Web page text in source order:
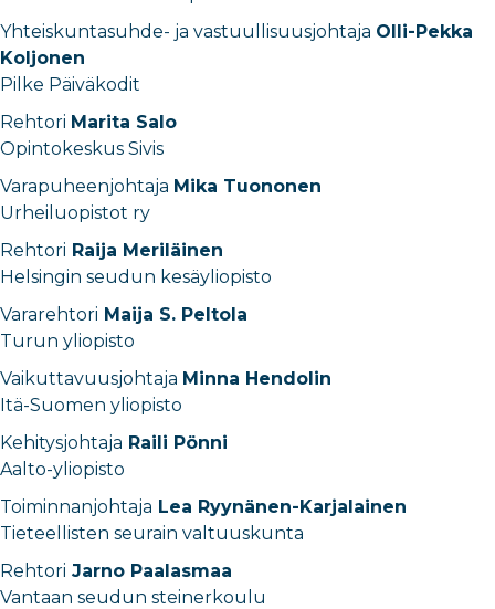
Yhteiskuntasuhde- ja vastuullisuusjohtaja Olli-Pekka
Koljonen
Pilke Päiväkodit
Rehtori Marita Salo
Opintokeskus Sivis
Varapuheenjohtaja Mika Tuononen
Urheiluopistot ry
Rehtori Raija Meriläinen
Helsingin seudun kesäyliopisto
Vararehtori Maija S. Peltola
Turun yliopisto
Vaikuttavuusjohtaja Minna Hendolin
Itä-Suomen yliopisto
Kehitysjohtaja Raili Pönni
Aalto-yliopisto
Toiminnanjohtaja Lea Ryynänen-Karjalainen
Tieteellisten seurain valtuuskunta
Rehtori Jarno Paalasmaa
Vantaan seudun steinerkoulu